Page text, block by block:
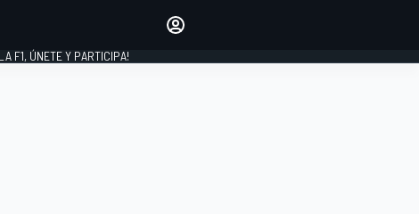
INICIAR SESIÓN
F1, ÚNETE Y PARTICIPA!